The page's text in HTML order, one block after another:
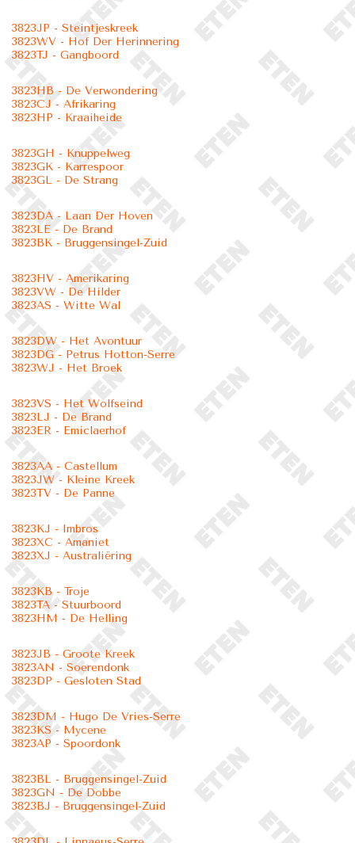
3823JP - Steintjeskreek
3823WV - Hof Der Herinnering
3823TJ - Gangboord
3823HB - De Verwondering
3823CJ - Afrikaring
3823HP - Kraaiheide
3823GH - Knuppelweg
3823GK - Karrespoor
3823GL - De Strang
3823DA - Laan Der Hoven
3823LE - De Brand
3823BK - Bruggensingel-Zuid
3823HV - Amerikaring
3823VW - De Hilder
3823AS - Witte Wal
3823DW - Het Avontuur
3823DG - Petrus Hotton-Serre
3823WJ - Het Broek
3823VS - Het Wolfseind
3823LJ - De Brand
3823ER - Emiclaerhof
3823AA - Castellum
3823JW - Kleine Kreek
3823TV - De Panne
3823KJ - Imbros
3823XC - Amaniet
3823XJ - Australiëring
3823KB - Troje
3823TA - Stuurboord
3823HM - De Helling
3823JB - Groote Kreek
3823AN - Soerendonk
3823DP - Gesloten Stad
3823DM - Hugo De Vries-Serre
3823KS - Mycene
3823AP - Spoordonk
3823BL - Bruggensingel-Zuid
3823GN - De Dobbe
3823BJ - Bruggensingel-Zuid